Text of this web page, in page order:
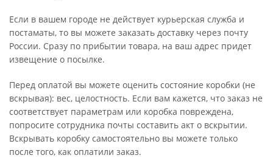
Если в вашем городе не действует курьерская служба и
постаматы, то вы можете заказать доставку через почту
России. Сразу по прибытии товара, на ваш адрес придет
извещение о посылке.
Перед оплатой вы можете оценить состояние коробки (не
вскрывая): вес, целостность. Если вам кажется, что заказ не
соответствует параметрам или коробка повреждена,
попросите сотрудника почты составить акт о вскрытии.
Вскрывать коробку самостоятельно вы можете только
после того, как оплатили заказ.